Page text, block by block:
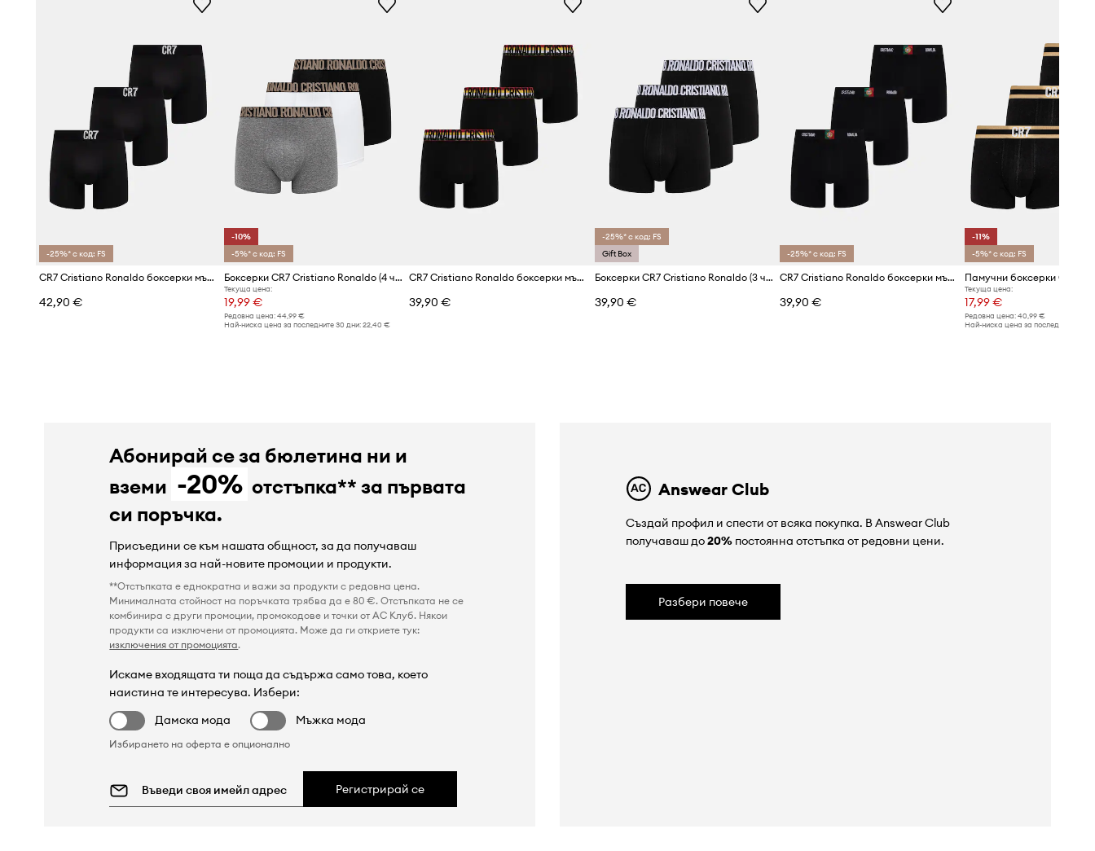
-25%* с код: FS
CR7 Cristiano Ronaldo боксерки мъжки x MODAL CONCEPT 3 броя
42,90 €
-10%
-5%* с код: FS
Боксерки CR7 Cristiano Ronaldo (4 чифта)
Текуща цена:
19,99 €
Редовна цена:44,99 €
Най-ниска цена за последните 30 дни:22,40 €
CR7 Cristiano Ronaldo боксерки мъжки с памук x WORLD CUP 26 3 броя
39,90 €
-25%* с код: FS
Gift Box
Боксерки CR7 Cristiano Ronaldo (3 чифта)
39,90 €
-25%* с код: FS
CR7 Cristiano Ronaldo боксерки мъжки с памук x WORLD CUP 26 3 броя
39,90 €
-11%
-5%* с код: FS
Текуща цена:
17,99 €
Редовна цена: 40,99 €
Най-ниска цена за последните 30
Абонирай се за бюлетина ни и
вземи -20% отстъпка** за първата
си поръчка.
Присъедини се към нашата общност, за да получаваш
информация за най-новите промоции и продукти.
**Отстъпката е еднократна и важи за продукти с редовна цена.
Минималната стойност на поръчката трябва да е 80 €. Отстъпката не се
комбинира с други промоции, промокодове и точки от AC Клуб. Някои
продукти са изключени от промоцията. Може да ги откриете тук:
изключения от промоцията.
Искаме входящата ти поща да съдържа само това, което
наистина те интересува. Избери:
Дамска мода
Мъжка мода
Избирането на оферта е опционално
Регистрирай се
Answear Club
Създай профил и спести от всяка покупка. В Answear Club
получаваш до20%постоянна отстъпка от редовни цени.
Разбери повече